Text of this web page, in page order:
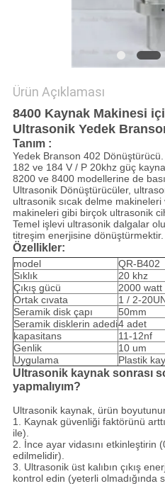
Ürün Açıklaması
8400 Kaynak Makinesi
Ultrasonik Yedek
Tanım :
Yedek Branson 402 Dönüştürücü.
182 ve 184 V / P 20khz güç
8200 ve 8400 modellerine de
Ultrasonik Dönüştürücüler,
ultrasonik sıcak delme
makineleri gibi birçok ultrasonik
Temel işlevi ultrasonik dalgalar
titreşim enerjisine dönüştürmektir.
Özellikler:
model
QR-B402
Sıklık
20 khz
Çıkış gücü
2000 watt
Ortak cıvata
1 / 2-
Seramik disk çapı
50mm
Seramik disklerin adedi4 adet
kapasitans
11-12nf
Genlik
10 um
Uygulama
Plastik
Ultrasonik kaynak sonrası
yapmalıyım?
Ultrasonik kaynak, ürün
1. Kaynak güvenliği faktörünü
ile).
2. İnce ayar vidasını etkinleştirin
edilmelidir).
3. Ultrasonik üst kalıbın çıkış
kontrol edin (yeterli olmadığında